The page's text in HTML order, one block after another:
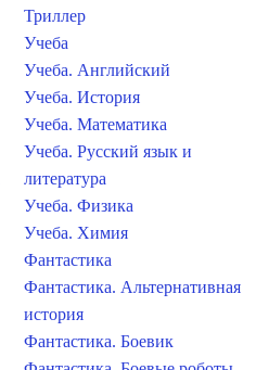
Триллер
Учеба
Учеба. Английский
Учеба. История
Учеба. Математика
Учеба. Русский язык и
литература
Учеба. Физика
Учеба. Химия
Фантастика
Фантастика. Альтернативная
история
Фантастика. Боевик